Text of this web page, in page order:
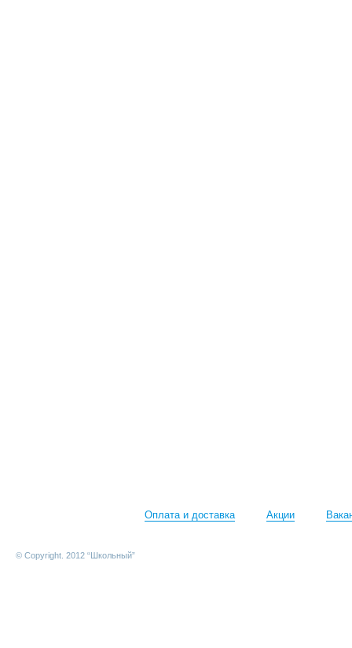
Оплата и доставка Акции
© Copyright. 2012 “Школьный”